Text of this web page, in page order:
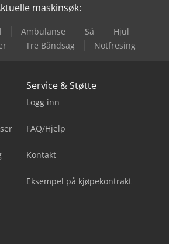
maskinsøk:
Ambulanse Så
Hjul
Tre Båndsag Notfresing
Service & Støtte
Logg inn
FAQ/Hjelp
Kontakt
Eksempel på kjøpekontrakt